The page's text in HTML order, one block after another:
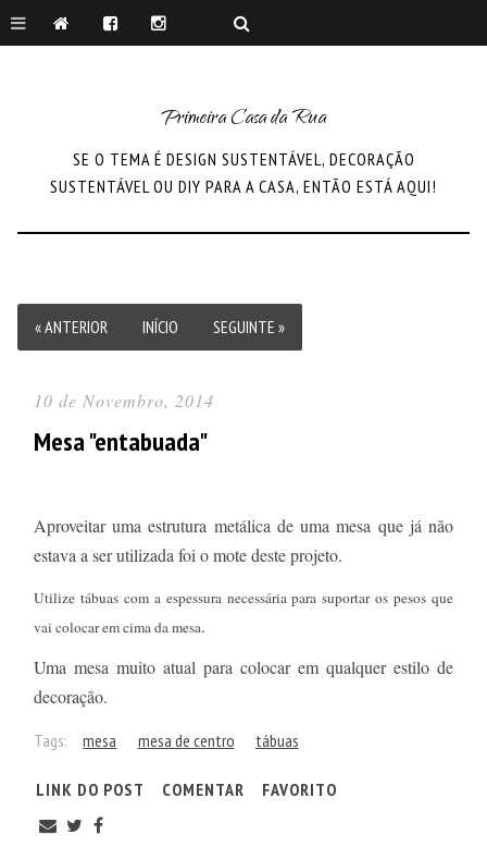
Primeira Casa da Rua
SE O TEMA É DESIGN SUSTENTÁVEL, DECORAÇÃO
SUSTENTÁVEL OU DIY PARA A CASA, ENTÃO ESTÁ AQUI!
« ANTERIOR INÍCIO SEGUINTE »
10 de Novembro, 2014
Mesa "entabuada"
Aproveitar uma estrutura metálica de uma mesa que já não
estava a ser utilizada foi o mote deste projeto.
Utilize tábuas com a espessura necessária para suportar os pesos que
vai colocar em cima da mesa.
Uma mesa muito atual para colocar em qualquer estilo de
decoração.
Tags: mesa mesa de centro tábuas
LINK DO POST COMENTAR FAVORITO